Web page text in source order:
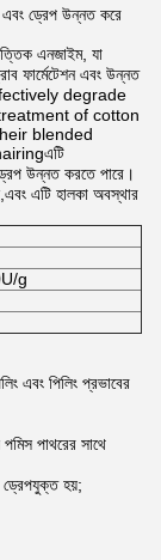
এবং ড্রেপ উন্নত করে
এনজাইম, যা
ফার্মেটেশন এবং উন্নত
effectively degrade
of cotton
blended
উন্নত করতে পারে।
এটি হালকা অবস্থার
g
এবং পিলিং প্রভাবের
পাথরের সাথে
ড্রেপযুক্ত হয়;